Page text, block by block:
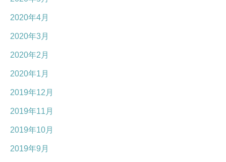
2020年4月
2020年3月
2020年2月
2020年1月
2019年12月
2019年11月
2019年10月
2019年9月